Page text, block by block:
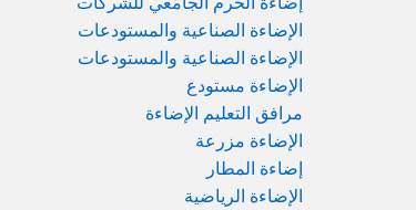
الإضاءة الصناعية والمستودعات
الإضاءة الصناعية والمستودعات
الإضاءة مستودع
مرافق التعليم الإضاءة
الإضاءة مزرعة
إضاءة المطار
الإضاءة الرياضية